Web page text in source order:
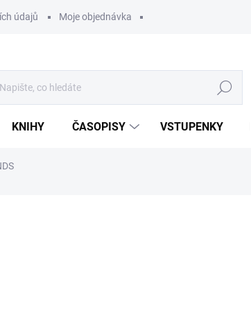
údajů Moje objednávka
Hledat
KNIHY ČASOPISY VSTUPENKY